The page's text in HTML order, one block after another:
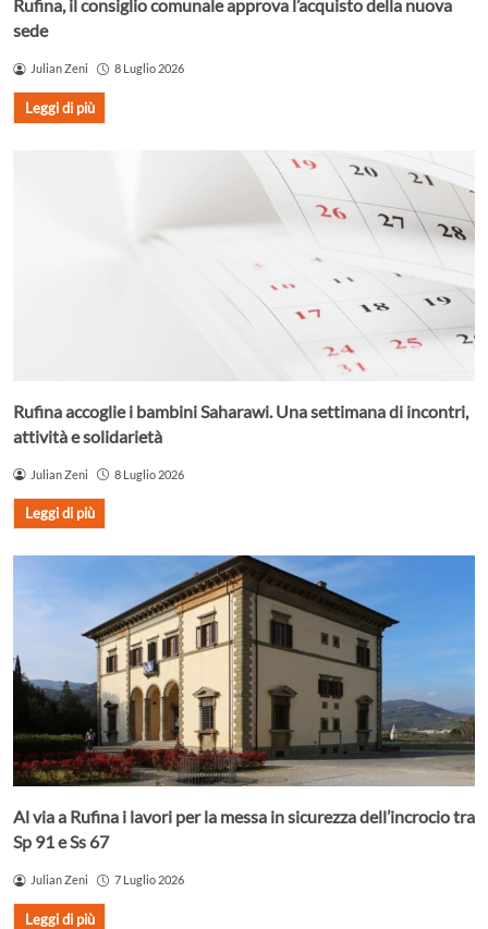
Rufina, il consiglio comunale approva l’acquisto della nuova
sede
Julian Zeni 8 Luglio 2026
Leggi di più
Rufina accoglie i bambini Saharawi. Una settimana di incontri,
attività e solidarietà
Julian Zeni 8 Luglio 2026
Leggi di più
Al via a Rufina i lavori per la messa in sicurezza dell’incrocio tra
Sp 91 e Ss 67
Julian Zeni 7 Luglio 2026
Leggi di più